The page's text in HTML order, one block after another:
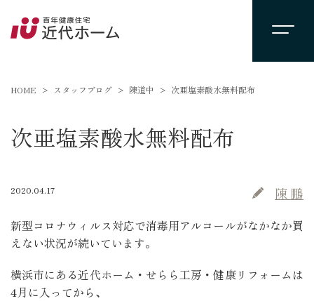
HOME スタッフブログ 陳道中 次亜塩素酸水無料配布
次亜塩素酸水無料配布
2020.04.17 陳 鵬
新型コロナウィルス対応で消毒用アルコールがなかなか買
えない状況が続いています。
横浜市にある近代ホーム・せらら工房・健康リフォームは
4月に入ってから、